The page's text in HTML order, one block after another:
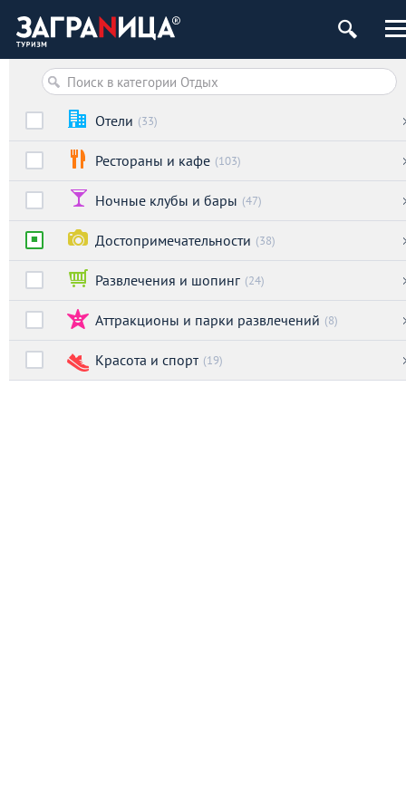
Отели (33)
Рестораны и кафе (103)
Ночные клубы и бары (47)
Достопримечательности (38)
Развлечения и шопинг (24)
Аттракционы и парки развлечений (8)
Красота и спорт (19)